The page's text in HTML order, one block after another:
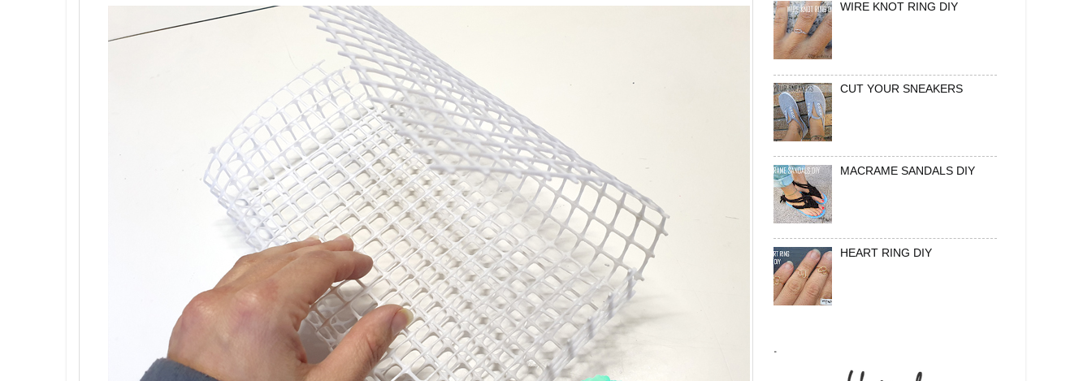
WIRE KNOT RING DIY
CUT YOUR SNEAKERS
MACRAME SANDALS DIY
HEART RING DIY
.